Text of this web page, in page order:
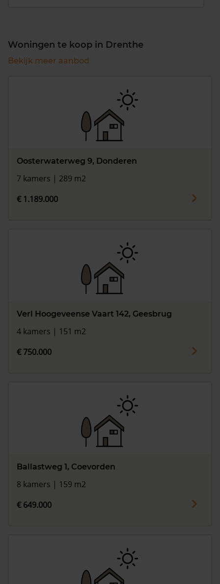
Woningen te koop in Drenthe
Bekijk meer aanbod
Oosterwaterweg 9, Donderen
7 kamers | 289 m2
€ 1.189.000
Verl Hoogeveense Vaart 142, Geesbrug
4 kamers | 151 m2
€ 750.000
Ballastweg 1, Coevorden
8 kamers | 159 m2
€ 649.000